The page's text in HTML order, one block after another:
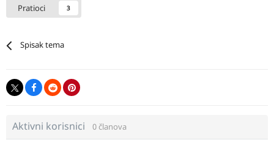
Pratioci 3
Spisak tema
Aktivni korisnici 0 članova